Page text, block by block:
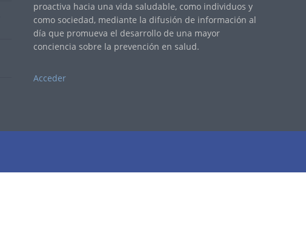
proactiva hacia una vida saludable, como individuos y
como sociedad, mediante la difusión de información al
día que promueva el desarrollo de una mayor
conciencia sobre la prevención en salud.
Acceder